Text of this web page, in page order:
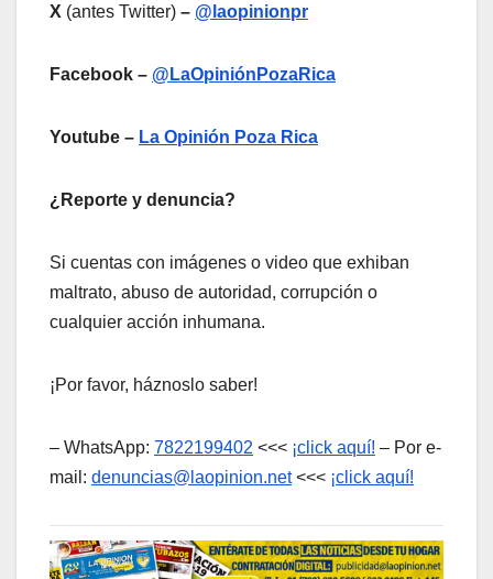
X (antes Twitter) – @laopinionpr
Facebook – @LaOpiniónPozaRica
Youtube – La Opinión Poza Rica
¿Reporte y denuncia?
Si cuentas con imágenes o video que exhiban
maltrato, abuso de autoridad, corrupción o
cualquier acción inhumana.
¡Por favor, háznoslo saber!
– WhatsApp: 7822199402 <<< ¡click aquí! – Por e-
mail: denuncias@laopinion.net<<< ¡click aquí!